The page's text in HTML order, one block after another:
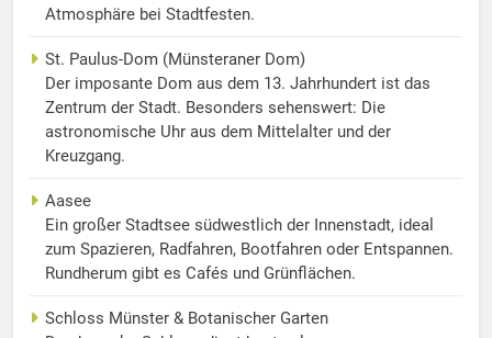
Atmosphäre bei Stadtfesten.
St. Paulus-Dom (Münsteraner Dom)
Der imposante Dom aus dem 13. Jahrhundert ist das
Zentrum der Stadt. Besonders sehenswert: Die
astronomische Uhr aus dem Mittelalter und der
Kreuzgang.
Aasee
Ein großer Stadtsee südwestlich der Innenstadt, ideal
zum Spazieren, Radfahren, Bootfahren oder Entspannen.
Rundherum gibt es Cafés und Grünflächen.
Schloss Münster & Botanischer Garten